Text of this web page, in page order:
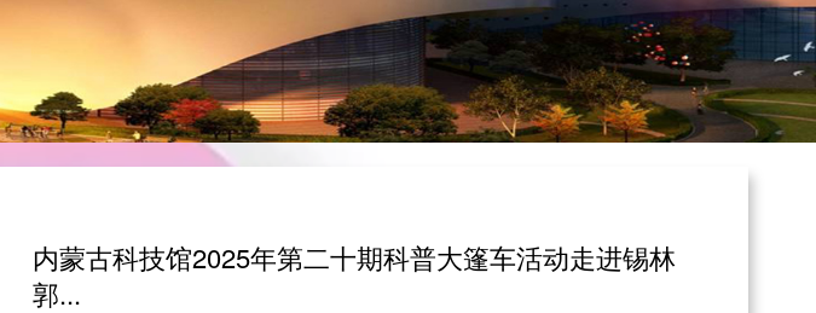
内蒙古科技馆2025年第二十期科普大篷车活动走进锡林
郭...